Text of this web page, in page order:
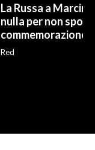
La Russa a
nulla per non
commemorazione
Red